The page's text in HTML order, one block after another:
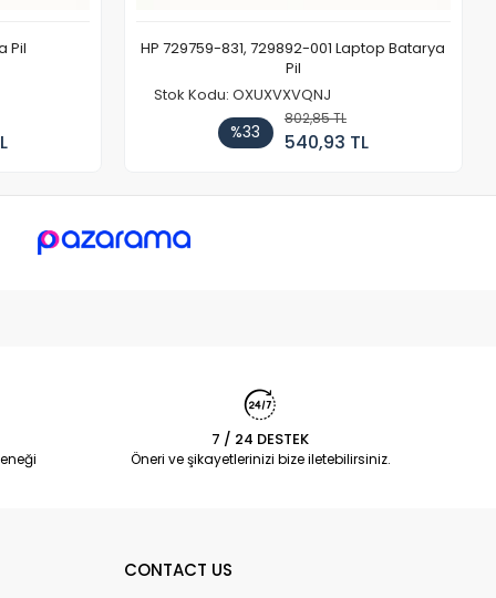
Pil
HP 729759-831, 729892-001 Laptop Batarya
Pil
Stok Kodu: OXUXVXVQNJ
%33
802,85 TL
540,93 TL
7 / 24 DESTEK
Öneri ve şikayetlerinizi bize iletebilirsiniz.
CONTACT US